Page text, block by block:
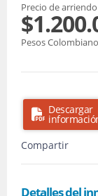
Precio de arriendo
Pesos
Descargar
Compartir
Detalles del